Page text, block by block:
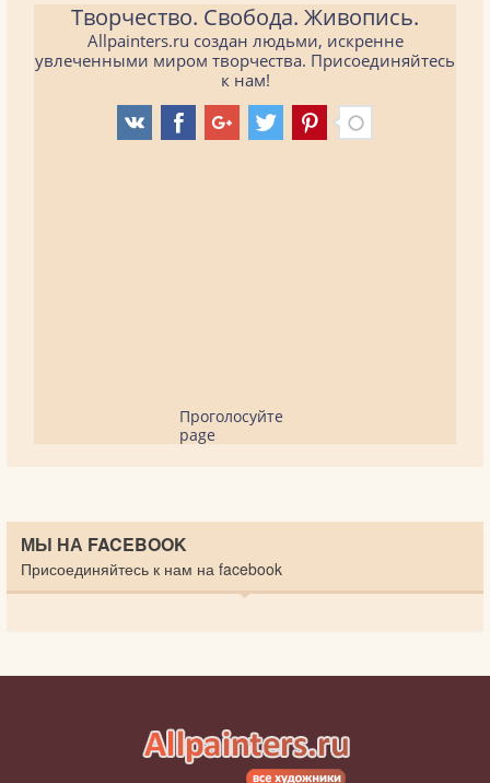
Творчество. Свобода. Живопись.
Allpainters.ru создан людьми, искренне
увлеченными миром творчества. Присоединяйтесь
к нам!
Проголосуйте
page
МЫ НА FACEBOOK
Присоединяйтесь к нам на facebook